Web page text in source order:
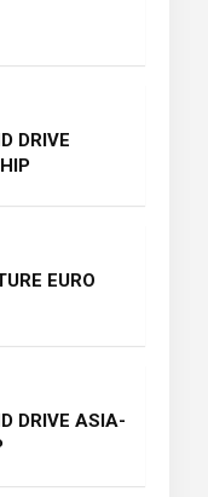
DRIVE
EURO
DRIVE ASIA-